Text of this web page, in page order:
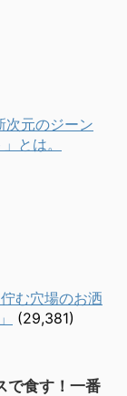
次元のジーン
とは。
む穴場のお洒
(29,381)
で食す！一番